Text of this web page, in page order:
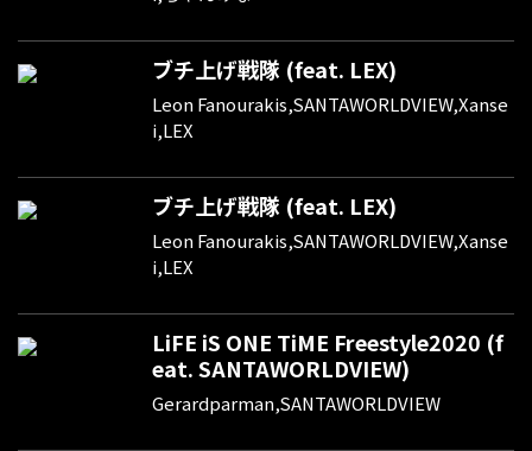
ブチ上げ戦隊 (feat. LEX)
Leon Fanourakis,SANTAWORLDVIEW,Xanse
i,LEX
ブチ上げ戦隊 (feat. LEX)
Leon Fanourakis,SANTAWORLDVIEW,Xanse
i,LEX
LiFE iS ONE TiME Freestyle2020 (f
eat. SANTAWORLDVIEW)
Gerardparman,SANTAWORLDVIEW